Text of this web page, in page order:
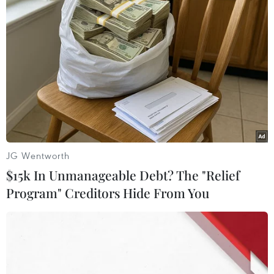
thuốc lá ngoại nhập lậu, không có
hóa đơn, chứng từ chứng minh
nguồn gốc xuất trên địa bàn biên
giới xã Đông Thành, Tây Ninh.
(TTXVN/Vietnam+)
JG Wentworth
$15k In Unmanageable Debt? The "Relief
Program" Creditors Hide From You